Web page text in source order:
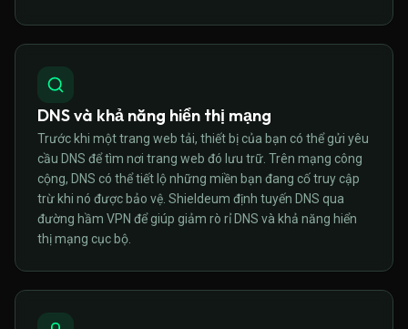
DNS và khả năng hiển thị mạng
Trước khi một trang web tải, thiết bị của bạn có thể gửi yêu
cầu DNS để tìm nơi trang web đó lưu trữ. Trên mạng công
cộng, DNS có thể tiết lộ những miền bạn đang cố truy cập
trừ khi nó được bảo vệ. Shieldeum định tuyến DNS qua
đường hầm VPN để giúp giảm rò rỉ DNS và khả năng hiển
thị mạng cục bộ.